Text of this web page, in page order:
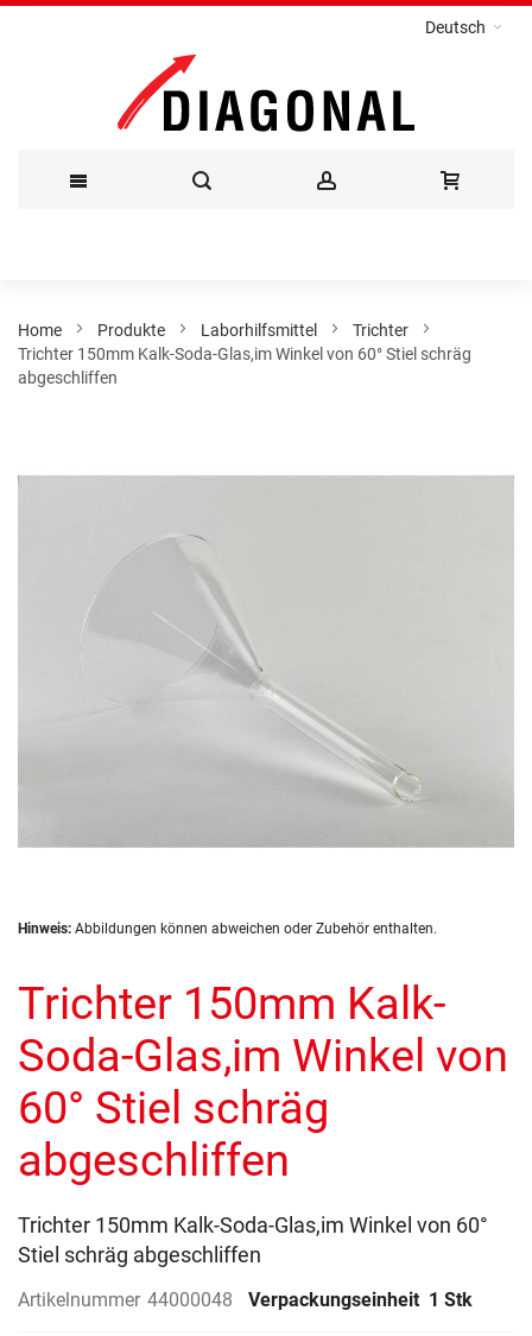
Deutsch
Inhalt
Home Produkte Laborhilfsmittel
Trichter
Trichter 150mm Kalk-Soda-Glas,im Winkel von 60° Stiel schräg
abgeschliffen
der
Zum
Bildergalerie
springen
Hinweis: Abbildungen können abweichen oder Zubehör enthalten.
Trichter 150mm Kalk-
Soda-Glas,im Winkel von
60° Stiel schräg
abgeschliffen
Trichter 150mm Kalk-Soda-Glas,im Winkel von 60°
Stiel schräg abgeschliffen
Artikelnummer 44000048 Verpackungseinheit 1 Stk